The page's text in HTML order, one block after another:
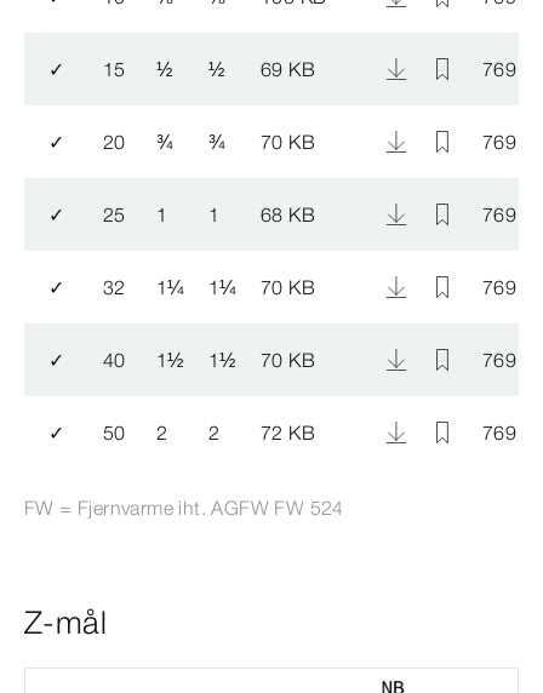
✓ 15 ½ ½ 69 KB 769
✓ 20 ¾ ¾ 70 KB 769
✓ 25 1 1 68 KB 769
✓ 32 1¼ 1¼ 70 KB 769
✓ 40 1½ 1½ 70 KB 769
✓ 50 2 2 72 KB 769
FW = Fjernvarme iht. AGFW FW 524
Z-mål